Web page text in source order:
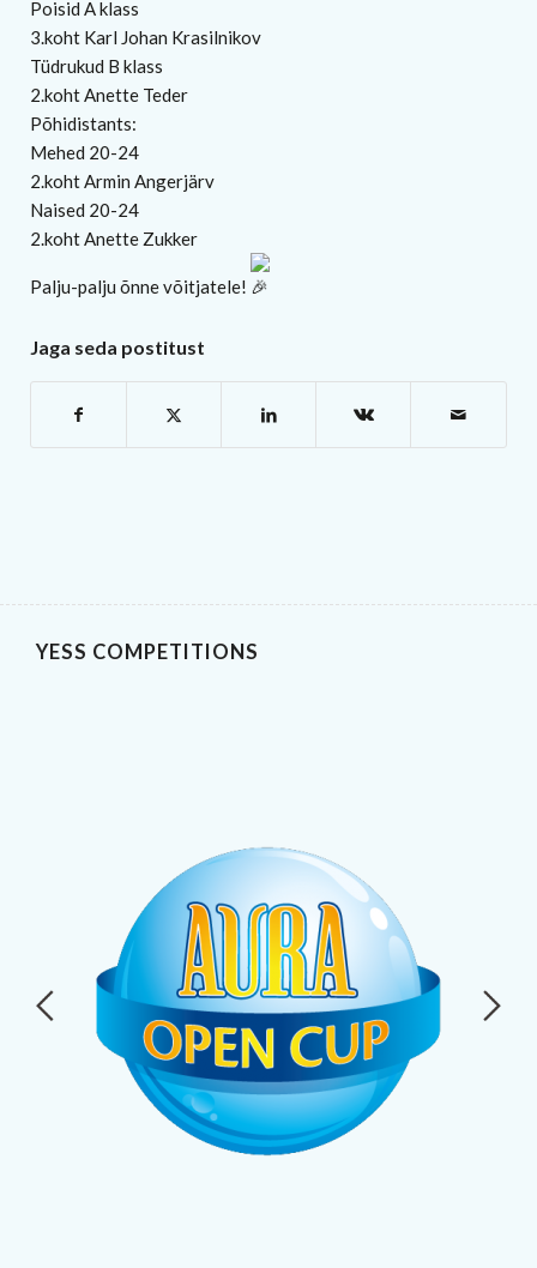
Poisid A klass
3.koht Karl Johan Krasilnikov
Tüdrukud B klass
2.koht Anette Teder
Põhidistants:
Mehed 20-24
2.koht Armin Angerjärv
Naised 20-24
2.koht Anette Zukker
Palju-palju õnne võitjatele!
Jaga seda postitust
YESS COMPETITIONS